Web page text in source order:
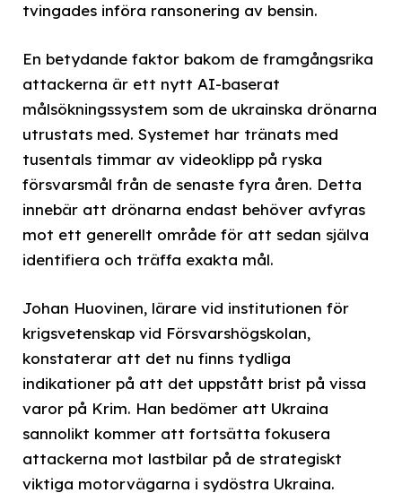
tvingades införa ransonering av bensin.
En betydande faktor bakom de framgångsrika
attackerna är ett nytt AI-baserat
målsökningssystem som de ukrainska drönarna
utrustats med. Systemet har tränats med
tusentals timmar av videoklipp på ryska
försvarsmål från de senaste fyra åren. Detta
innebär att drönarna endast behöver avfyras
mot ett generellt område för att sedan själva
identifiera och träffa exakta mål.
Johan Huovinen, lärare vid institutionen för
krigsvetenskap vid Försvarshögskolan,
konstaterar att det nu finns tydliga
indikationer på att det uppstått brist på vissa
varor på Krim. Han bedömer att Ukraina
sannolikt kommer att fortsätta fokusera
attackerna mot lastbilar på de strategiskt
viktiga motorvägarna i sydöstra Ukraina.